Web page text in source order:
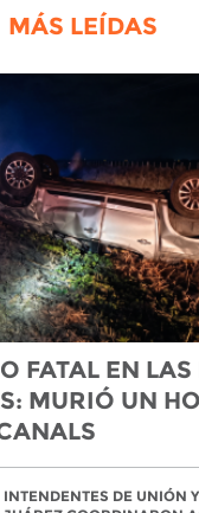
MÁS LEÍDAS
FATAL EN LAS
MURIÓ UN
INTENDENTES DE UNIÓN